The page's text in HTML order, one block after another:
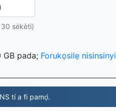
sékètì)
pada; Forukọsilẹ nisinsinyi
tí a fi pamọ́.